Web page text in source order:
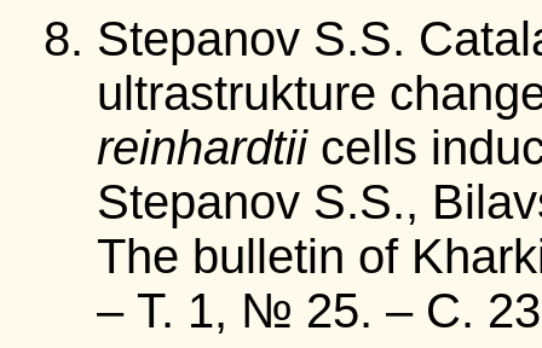
Stepanov S.S.
ultrastrukture
reinhardtiicells
Stepanov S.S.,
The bulletin of
– Т. 1, № 25. – С.